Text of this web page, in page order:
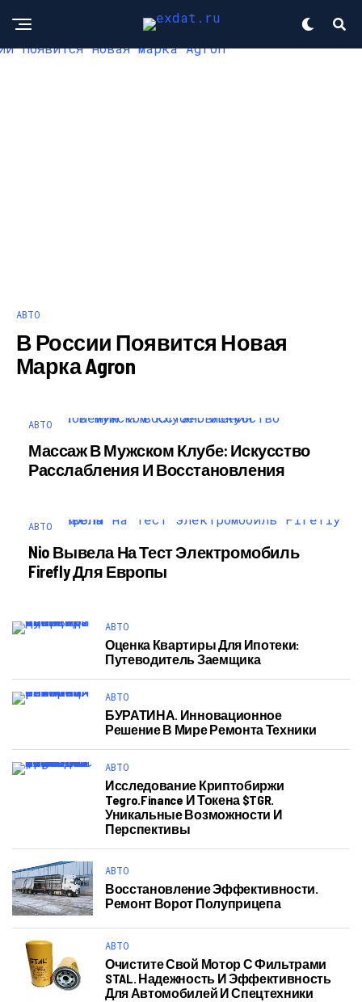
АВТО
В России Появится Новая
Марка Agron
АВТО
Массаж В Мужском Клубе: Искусство
Расслабления И Восстановления
АВТО
Nio Вывела На Тест Электромобиль
Firefly Для Европы
АВТО
Оценка Квартиры Для Ипотеки:
Путеводитель Заемщика
АВТО
БУРАТИНА. Инновационное
Решение В Мире Ремонта Техники
АВТО
Исследование Криптобиржи
Tegro.finance И Токена $TGR.
Уникальные Возможности И
Перспективы
АВТО
Восстановление Эффективности.
Ремонт Ворот Полуприцепа
АВТО
Очистите Свой Мотор С Фильтрами
STAL. Надежность И Эффективность
Для Автомобилей И Спецтехники